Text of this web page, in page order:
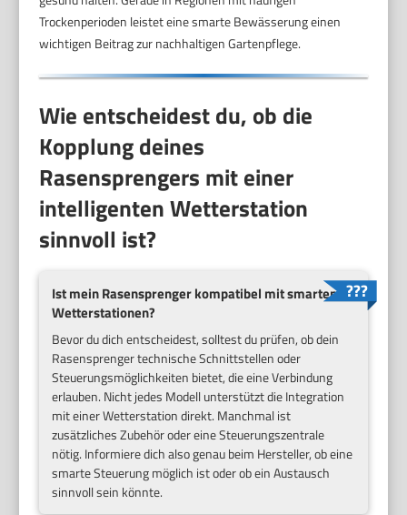
Trockenperioden leistet eine smarte Bewässerung einen
wichtigen Beitrag zur nachhaltigen Gartenpflege.
Wie entscheidest du, ob die
Kopplung deines
Rasensprengers mit einer
intelligenten Wetterstation
sinnvoll ist?
Ist mein Rasensprenger kompatibel mit smarten
Wetterstationen?
Bevor du dich entscheidest, solltest du prüfen, ob dein
Rasensprenger technische Schnittstellen oder
Steuerungsmöglichkeiten bietet, die eine Verbindung
erlauben. Nicht jedes Modell unterstützt die Integration
mit einer Wetterstation direkt. Manchmal ist
zusätzliches Zubehör oder eine Steuerungszentrale
nötig. Informiere dich also genau beim Hersteller, ob eine
smarte Steuerung möglich ist oder ob ein Austausch
sinnvoll sein könnte.